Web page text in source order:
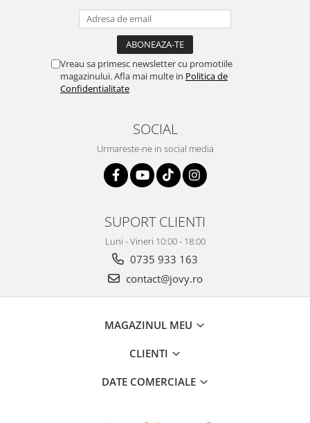
Vreau sa primesc newsletter cu promotiile
magazinului. Afla mai multe in Politica de
Confidentialitate
SOCIAL
Urmareste-ne in social media
SUPORT CLIENTI
Luni - Vineri 10:00 - 18:00
0735 933 163
contact@jovy.ro
MAGAZINUL MEU
CLIENTI
DATE COMERCIALE